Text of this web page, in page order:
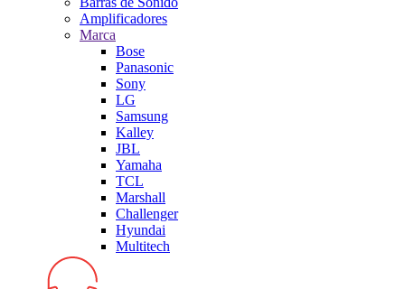
Amplificadores
Marca
Bose
Panasonic
Sony
LG
Samsung
Kalley
JBL
Yamaha
TCL
Marshall
Challenger
Hyundai
Multitech